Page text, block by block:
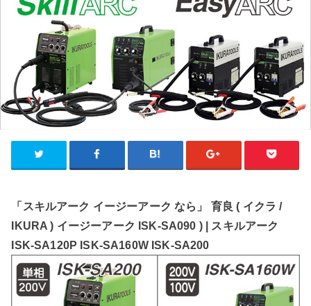
「スキルアーク イージーアーク なら」 育良 ( イクラ /
IKURA ) イージーアーク ISK-SA090 ) | スキルアーク
ISK-SA120P ISK-SA160W ISK-SA200